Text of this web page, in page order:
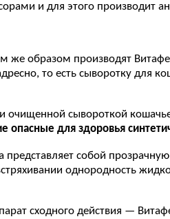
и для этого производит
образом производят
то есть сыворотку для
очищенной сывороткой
опасные для здоровья
собой
однородность
сходного действия —